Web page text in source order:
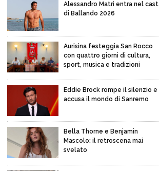
Alessandro Matri entra nel cast
di Ballando 2026
Aurisina festeggia San Rocco
con quattro giorni di cultura,
sport, musica e tradizioni
Eddie Brock rompe il silenzio e
accusa il mondo di Sanremo
Bella Thorne e Benjamin
Mascolo: il retroscena mai
svelato